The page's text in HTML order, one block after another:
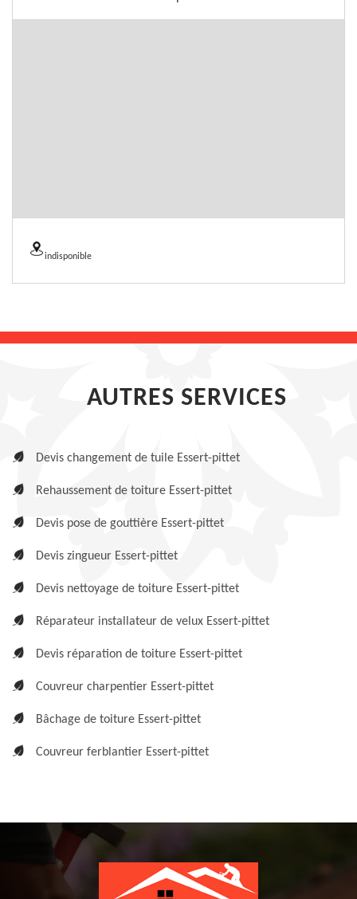
indisponible
AUTRES SERVICES
Devis changement de tuile Essert-pittet
Rehaussement de toiture Essert-pittet
Devis pose de gouttière Essert-pittet
Devis zingueur Essert-pittet
Devis nettoyage de toiture Essert-pittet
Réparateur installateur de velux Essert-pittet
Devis réparation de toiture Essert-pittet
Couvreur charpentier Essert-pittet
Bâchage de toiture Essert-pittet
Couvreur ferblantier Essert-pittet